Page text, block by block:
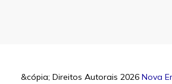
&cópia; Direitos Autorais 2026 Nova